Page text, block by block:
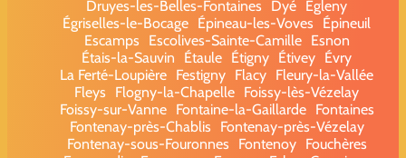
Druyes-les-Belles-Fontaines
Dyé Égleny
Égriselles-le-Bocage Épineau-les-Voves
Épineuil
Escamps
Escolives-Sainte-Camille
Esnon
Étais-la-Sauvin
Étaule Étigny Étivey Évry
La Ferté-Loupière Festigny Flacy Fleury-la-Vallée
Fleys
Flogny-la-Chapelle Foissy-lès-Vézelay
Foissy-sur-Vanne
Fontaine-la-Gaillarde
Fontaines
Fontenay-près-Chablis
Fontenay-près-Vézelay
Fontenay-sous-Fouronnes
Fontenoy
Fouchères